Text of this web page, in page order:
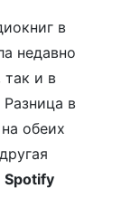
в
недавно
и в
в
обеих
Spotify